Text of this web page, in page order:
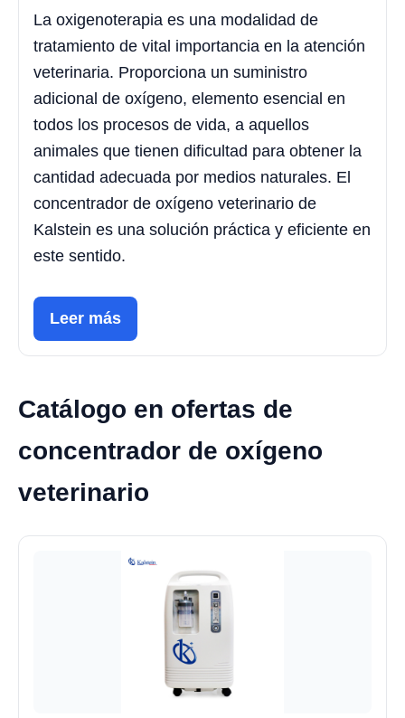
La oxigenoterapia es una modalidad de
tratamiento de vital importancia en la atención
veterinaria. Proporciona un suministro
adicional de oxígeno, elemento esencial en
todos los procesos de vida, a aquellos
animales que tienen dificultad para obtener la
cantidad adecuada por medios naturales. El
concentrador de oxígeno veterinario de
Kalstein es una solución práctica y eficiente en
este sentido.
Leer más
Catálogo en ofertas de
concentrador de oxígeno
veterinario